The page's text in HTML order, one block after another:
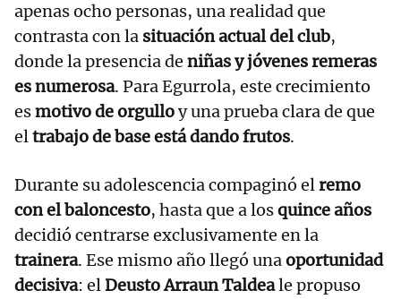
apenas ocho personas, una realidad que
contrasta con la situación actual del club,
donde la presencia de niñas y jóvenes remeras
es numerosa. Para Egurrola, este crecimiento
esmotivo de orgulloy una prueba clara de que
eltrabajo de base está dando frutos.
Durante su adolescencia compaginó elremo
con el baloncesto, hasta que a losquince años
decidió centrarse exclusivamente en la
trainera. Ese mismo año llegó unaoportunidad
decisiva: elDeusto Arraun Taldeale propuso